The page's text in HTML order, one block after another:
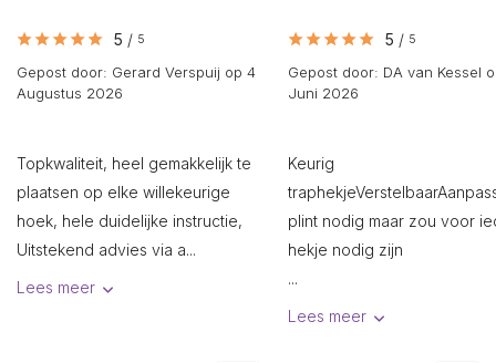
5 / 5
Gepost door: Gerard Verspuij op 4
Augustus 2026
Topkwaliteit, heel gemakkelijk te
plaatsen op elke willekeurige
hoek, hele duidelijke instructie,
Uitstekend advies via a...
Lees meer
5 / 5
Gepost door: DA van Kessel
Juni 2026
Keurig
plint nodig maar zou voor
hekje nodig zijn
...
Lees meer